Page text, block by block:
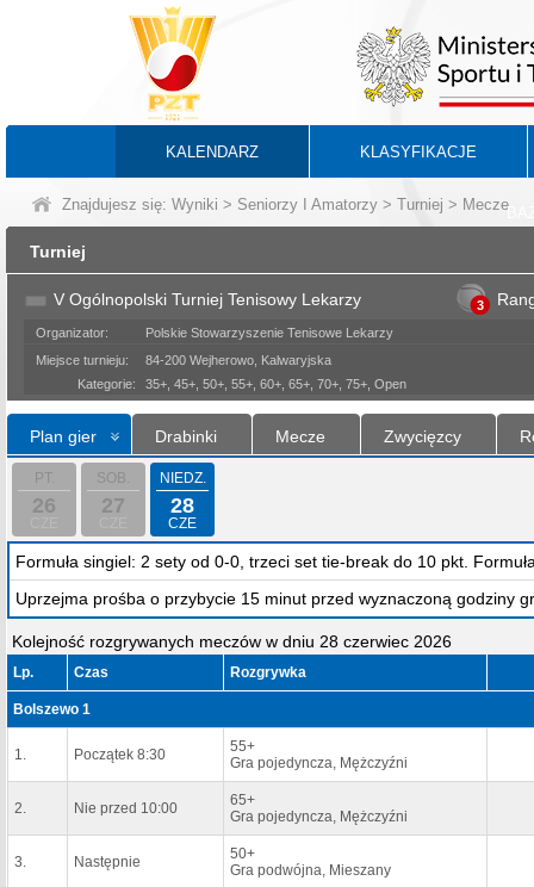
KALENDARZ KLASYFIKACJE
Znajdujesz się: Wyniki > Seniorzy I Amatorzy > Turniej > Mecze
Turniej
V Ogólnopolski Turniej Tenisowy Lekarzy 3
Organizator:
Polskie Stowarzyszenie Tenisowe Lekarzy
Miejsce turnieju:
84-200 Wejherowo, Kalwaryjska
Kategorie:
35+, 45+, 50+, 55+, 60+, 65+, 70+, 75+, Open
Plan gier Drabinki Mecze Zwycięzcy
PT.
26
SOB.
27
NIEDZ.
28
CZE
Formuła singiel: 2 sety od 0-0, trzeci set tie-break do 10 pkt.
Uprzejma prośba o przybycie 15 minut przed wyznaczoną godziny
Kolejność rozgrywanych meczów w dniu 28 czerwiec 2026
Lp. Czas Rozgrywka
Bolszewo 1
1. Początek 8:30
55+
Gra pojedyncza, Mężczyźni
2. Nie przed 10:00
65+
Gra pojedyncza, Mężczyźni
3. Następnie
50+
Gra podwójna, Mieszany